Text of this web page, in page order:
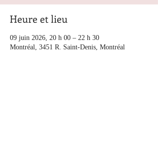
Heure et lieu
09 juin 2026, 20 h 00 – 22 h 30
Montréal, 3451 R. Saint-Denis, Montréal